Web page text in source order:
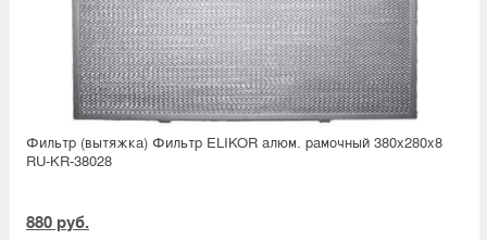
Фильтр (вытяжка) Фильтр ELIKOR алюм. рамочный 380х280х8
RU-KR-38028
880 руб.